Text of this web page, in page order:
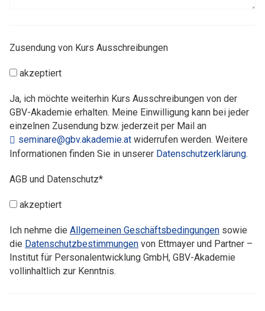
Zusendung von Kurs Ausschreibungen
akzeptiert
Ja, ich möchte weiterhin Kurs Ausschreibungen von der
GBV-Akademie erhalten. Meine Einwilligung kann bei jeder
einzelnen Zusendung bzw. jederzeit per Mail an
seminare@gbv.akademie.at widerrufen werden. Weitere
Informationen finden Sie in unserer Datenschutzerklärung.
AGB und Datenschutz*
akzeptiert
Ich nehme die Allgemeinen Geschäftsbedingungen sowie
die Datenschutzbestimmungen von Ettmayer und Partner –
Institut für Personalentwicklung GmbH, GBV-Akademie
vollinhaltlich zur Kenntnis.